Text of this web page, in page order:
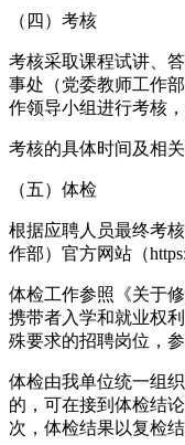
（四）考核
考核采取课程试讲、
事处（党委教师工作
作领导小组进行考核
考核的具体时间及相
（五）体检
根据应聘人员最终考
作部）官方网站（
体检工作参照《关于
携带者入学和就业权
殊要求的招聘岗位，
体检由我单位统一组
的，可在接到体检结
次，体检结果以复检